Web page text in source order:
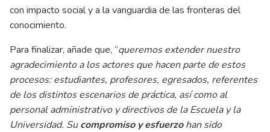
con impacto social y a la vanguardia de las fronteras del
conocimiento.
Para finalizar, añade que, “queremos extender nuestro
agradecimiento a los actores que hacen parte de estos
procesos: estudiantes, profesores, egresados, referentes
de los distintos escenarios de práctica, así como al
personal administrativo y directivos de la Escuela y la
Universidad. Sucompromiso y esfuerzohan sido